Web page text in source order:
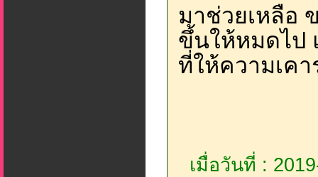
มาช่วยเหลือ
ขึ้นให้หมดไป
ที่ให้ความเค
เมื่อวันที่ :